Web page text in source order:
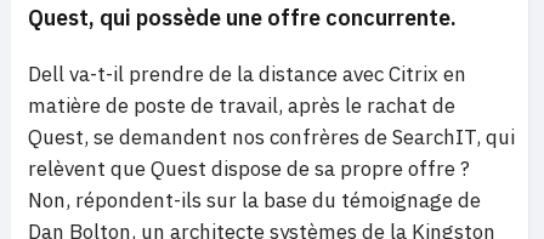
Quest, qui possède une offre concurrente.
Dell va-t-il prendre de la distance avec Citrix en
matière de poste de travail, après le rachat de
Quest, se demandent nos confrères de SearchIT, qui
relèvent que Quest dispose de sa propre offre ?
Non, répondent-ils sur la base du témoignage de
Dan Bolton, un architecte systèmes de la Kingston